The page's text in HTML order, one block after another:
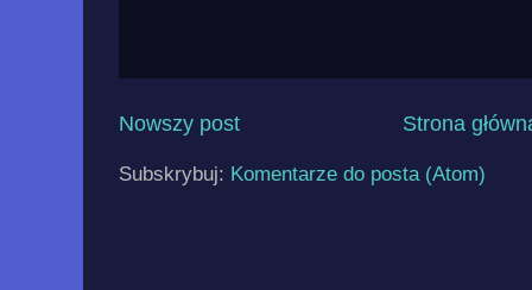
Nowszy post Strona
Subskrybuj: Komentarze do posta (Atom)